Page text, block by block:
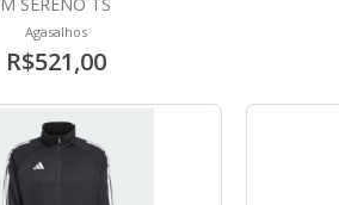
Agasalhos
R$521,00